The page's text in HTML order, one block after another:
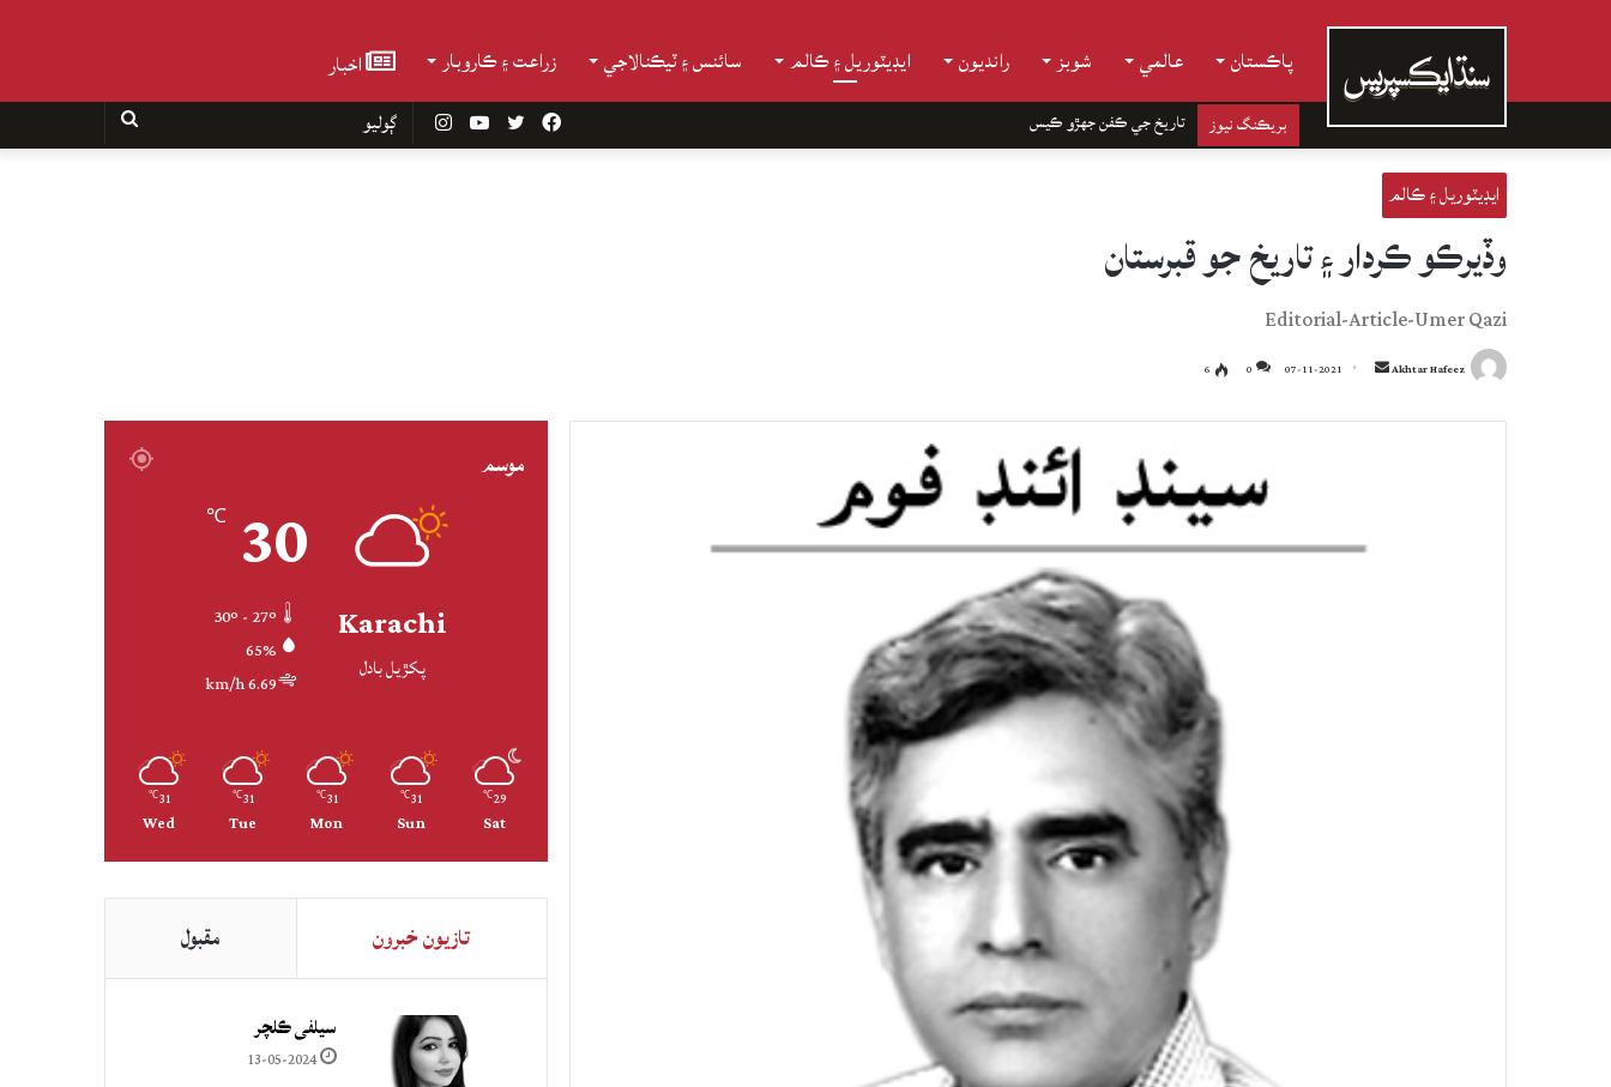
پاڪستان عالمي شوبز رانديون ايڊيٽوريل ۽ ڪالم سائنس ۽ ٽيڪنالاجي زراعت ۽ ڪاروبار اخبار
بريڪنگ نيوز تاريخ جي ڪفن جھڙو ڪيس InstagramYouTube Twitter
Facebook
ايڊيٽوريل ۽ ڪالم
وڏيرڪو ڪردار ۽ تاريخ جو قبرستان
Editorial-Article-Umer Qazi
Akhtar Hafeez
Send
email
07-11-2021
0
6
موسم
Karachi
پکڙيل بادل
30
℃
65%
6.69 km/h
29
℃
Sat
31
℃
Sun
31
℃
Mon
31
℃
Tue
31
℃
Wed
تازيون خبرون مقبول
سيلفي ڪلچر
13-05-2024